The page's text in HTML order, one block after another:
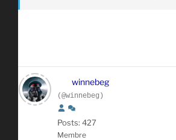
winnebeg
(@winnebeg)
Posts: 427
Membre